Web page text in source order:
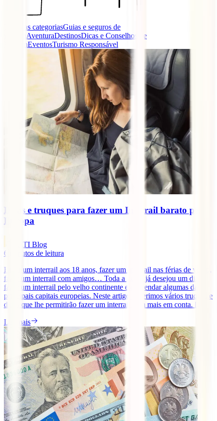
Todas as categoriasGuias e seguros de
AventuraDestinosDicas e Conselhos de
ViagemEventosTurismo Responsável
Dicas e truques para fazer um Interrail barato pela
Europa
IATI Blog
6
minutos de leitura
Fazer um interrail aos 18 anos, fazer um interrail nas férias de verão,
fazer um interrail com amigos… Toda a gente já desejou um dia
fazer um interrail pelo velho continente e desvendar algumas das
principais capitais europeias. Neste artigo sugerimos vários truques e
dicas que lhe permitirão fazer um interrail bem mais em conta. [...]
Ler mais